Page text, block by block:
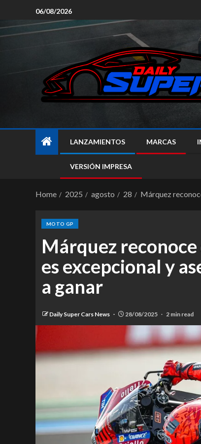
06/08/2026
LANZAMIENTOS MARCAS
VERSIÓN IMPRESA
Home 2025 agosto 28 Márquez
MOTO GP
Márquez
es excepcional y
a ganar
Daily Super Cars News 28/08/2025 2 min read